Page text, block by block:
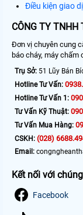
Điều kiện giao
CÔNG TY
Đơn vị chuyên cung
báo cháy, máy chấm
Trụ Sở: 51 Lũy Bán
Hotline Tư Vấn:
Hotline Tư Vấn 1:
Tư Vấn Kỹ Thuật:
Tư Vấn Mua Hàng:
CSKH: (028)
Email:
Kết nối với
Facebook